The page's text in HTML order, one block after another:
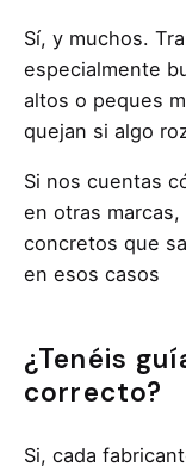
Sí, y muchos.
especialmente
altos o peques
quejan si algo
Si nos cuentas
en otras
concretos que
en esos casos
¿Tenéis
correcto?
Si, cada